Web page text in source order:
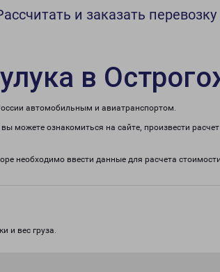
и заказать перевозку
в
автомобильным и авиатранспортом.
можете ознакомиться на сайте, произвести
необходимо ввести данные для расчета
и вес груза.